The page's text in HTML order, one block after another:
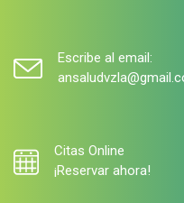
Escribe al email:
Citas Online
¡Reservar ahora!